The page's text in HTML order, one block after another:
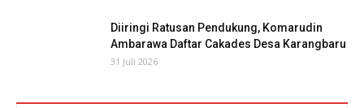
Diiringi Ratusan Pendukung, Komarudin
Ambarawa Daftar Cakades Desa Karangbaru
31 Juli 2026